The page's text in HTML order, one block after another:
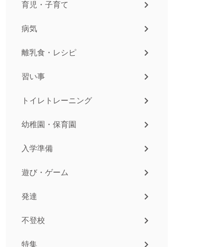
育児・子育て
病気
離乳食・レシピ
習い事
トイレトレーニング
幼稚園・保育園
入学準備
遊び・ゲーム
発達
不登校
特集